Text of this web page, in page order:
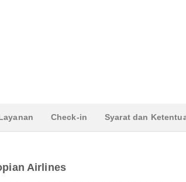
Check-in Syarat dan
Airlines